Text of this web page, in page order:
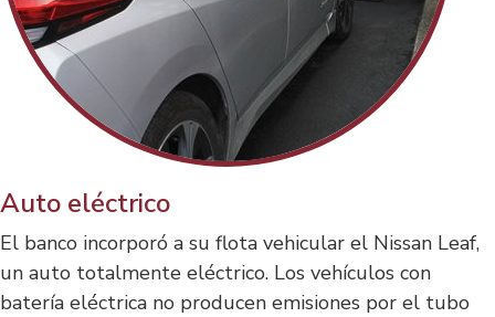
Auto eléctrico
El banco incorporó a su flota vehicular el Nissan Leaf,
un auto totalmente eléctrico. Los vehículos con
batería eléctrica no producen emisiones por el tubo